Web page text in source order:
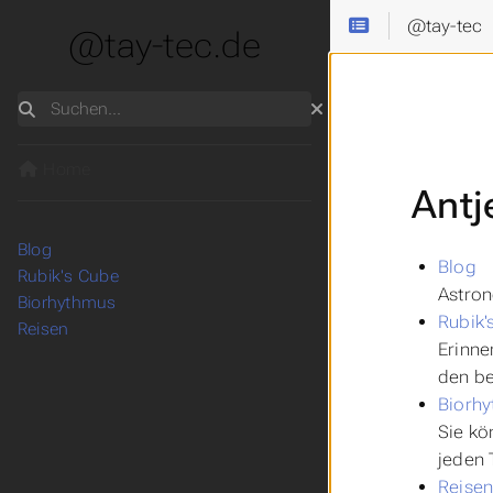
@tay-tec
Blog
den
Sie
jeden
Reisen
@tay-tec.de
Suchen
Blog
Rubik's Cube
Biorhythmus
Reisen